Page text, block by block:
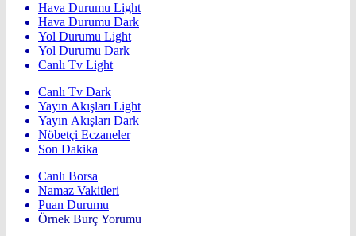
Hava Durumu Light
Hava Durumu Dark
Yol Durumu Light
Yol Durumu Dark
Canlı Tv Light
Canlı Tv Dark
Yayın Akışları Light
Yayın Akışları Dark
Nöbetçi Eczaneler
Son Dakika
Canlı Borsa
Namaz Vakitleri
Puan Durumu
Örnek Burç Yorumu